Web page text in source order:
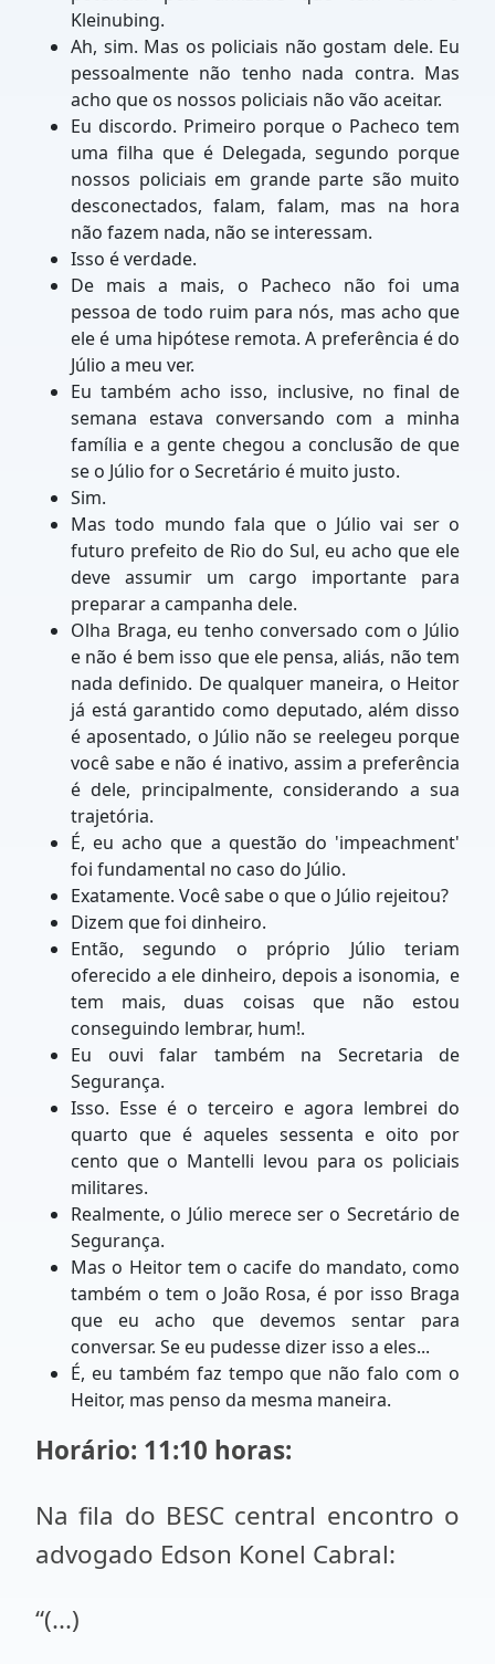
Kleinubing.
Ah, sim. Mas os policiais não gostam dele. Eu
pessoalmente não tenho nada contra. Mas
acho que os nossos policiais não vão aceitar.
Eu discordo. Primeiro porque o Pacheco tem
uma filha que é Delegada, segundo porque
nossos policiais em grande parte são muito
desconectados, falam, falam, mas na hora
não fazem nada, não se interessam.
Isso é verdade.
De mais a mais, o Pacheco não foi uma
pessoa de todo ruim para nós, mas acho que
ele é uma hipótese remota. A preferência é do
Júlio a meu ver.
Eu também acho isso, inclusive, no final de
semana estava conversando com a minha
família e a gente chegou a conclusão de que
se o Júlio for o Secretário é muito justo.
Sim.
Mas todo mundo fala que o Júlio vai ser o
futuro prefeito de Rio do Sul, eu acho que ele
deve assumir um cargo importante para
preparar a campanha dele.
Olha Braga, eu tenho conversado com o Júlio
e não é bem isso que ele pensa, aliás, não tem
nada definido. De qualquer maneira, o Heitor
já está garantido como deputado, além disso
é aposentado, o Júlio não se reelegeu porque
você sabe e não é inativo, assim a preferência
é dele, principalmente, considerando a sua
trajetória.
É, eu acho que a questão do 'impeachment'
foi fundamental no caso do Júlio.
Exatamente. Você sabe o que o Júlio rejeitou?
Dizem que foi dinheiro.
Então, segundo o próprio Júlio teriam
oferecido a ele dinheiro, depois a isonomia, e
tem mais, duas coisas que não estou
conseguindo lembrar, hum!.
Eu ouvi falar também na Secretaria de
Segurança.
Isso. Esse é o terceiro e agora lembrei do
quarto que é aqueles sessenta e oito por
cento que o Mantelli levou para os policiais
militares.
Realmente, o Júlio merece ser o Secretário de
Segurança.
Mas o Heitor tem o cacife do mandato, como
também o tem o João Rosa, é por isso Braga
que eu acho que devemos sentar para
conversar. Se eu pudesse dizer isso a eles...
É, eu também faz tempo que não falo com o
Heitor, mas penso da mesma maneira.
Horário: 11:10 horas:
Na fila do BESC central encontro o
advogado Edson Konel Cabral:
“(...)